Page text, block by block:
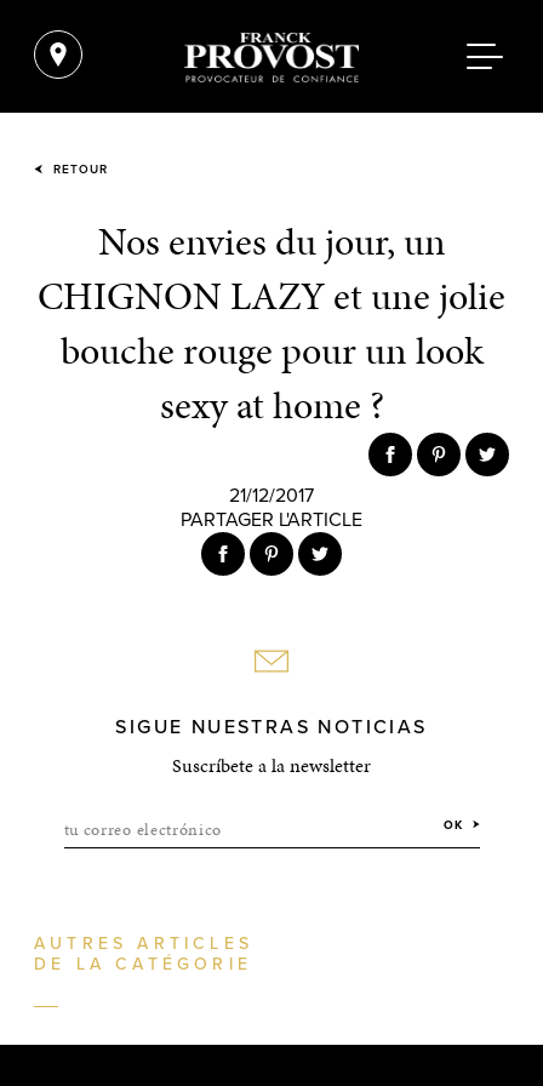
RETOUR
Nos envies du jour, un
CHIGNON LAZY et une jolie
bouche rouge pour un look
sexy at home ?
21/12/2017
PARTAGER L'ARTICLE
SIGUE NUESTRAS NOTICIAS
Suscríbete a la newsletter
tu correo electrónico OK
AUTRES ARTICLES
DE LA CATÉGORIE